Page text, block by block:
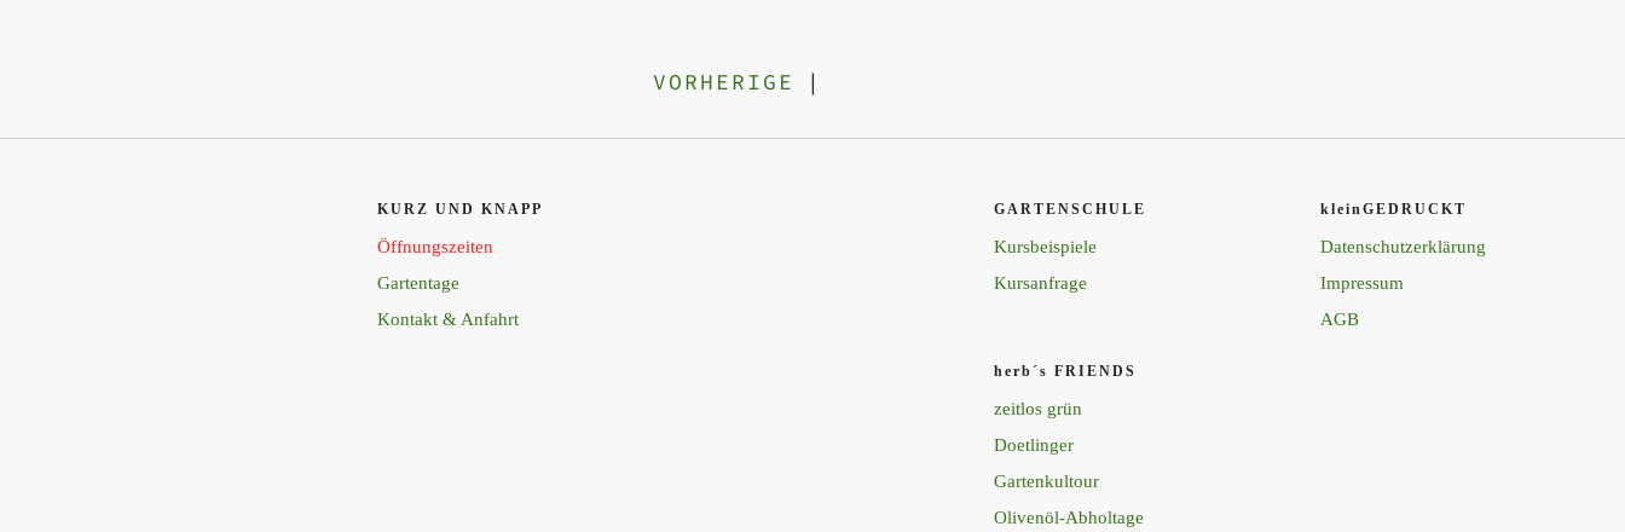
VORHERIGE |
KURZ UND KNAPP
Öffnungszeiten
Gartentage
Kontakt & Anfahrt
GARTENSCHULE
Kursbeispiele
Kursanfrage
herb´s FRIENDS
zeitlos grün
Doetlinger
Gartenkultour
Olivenöl-Abholtage
kleinGEDRUCKT
Datenschutzerklärung
Impressum
AGB